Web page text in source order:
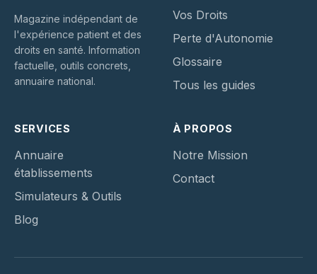
Magazine indépendant de
l'expérience patient et des
droits en santé. Information
factuelle, outils concrets,
annuaire national.
Vos Droits
Perte d'Autonomie
Glossaire
Tous les guides
SERVICES
Annuaire
établissements
Simulateurs & Outils
Blog
À PROPOS
Notre Mission
Contact